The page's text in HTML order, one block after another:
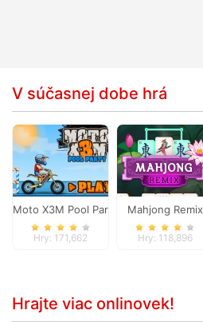
V súčasnej dobe hrá
Moto X3M Pool Party
Hry: 171,662
Mahjong Remix
Hry: 118,896
Hrajte viac onlinovek!